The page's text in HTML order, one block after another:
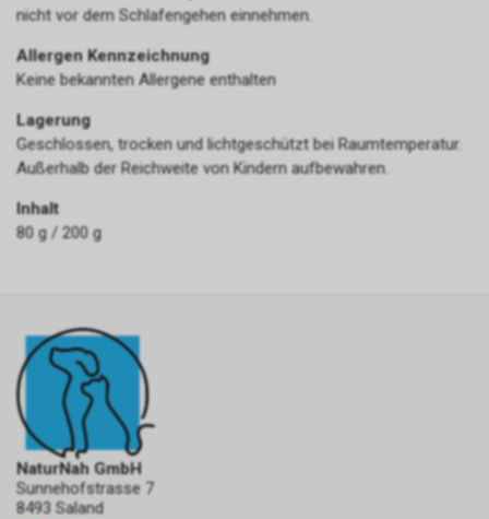
nicht vor dem Schlafengehen einnehmen.
Allergen Kennzeichnung
Keine bekannten Allergene enthalten
Lagerung
Geschlossen, trocken und lichtgeschützt bei Raumtemperatur.
Außerhalb der Reichweite von Kindern aufbewahren.
Inhalt
80 g / 200 g
NaturNah GmbH
Sunnehofstrasse 7
8493 Saland